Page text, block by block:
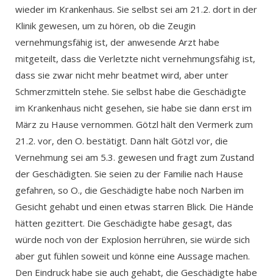
wieder im Krankenhaus. Sie selbst sei am 21.2. dort in der
Klinik gewesen, um zu hören, ob die Zeugin
vernehmungsfähig ist, der anwesende Arzt habe
mitgeteilt, dass die Verletzte nicht vernehmungsfähig ist,
dass sie zwar nicht mehr beatmet wird, aber unter
Schmerzmitteln stehe. Sie selbst habe die Geschädigte
im Krankenhaus nicht gesehen, sie habe sie dann erst im
März zu Hause vernommen. Götzl hält den Vermerk zum
21.2. vor, den O. bestätigt. Dann hält Götzl vor, die
Vernehmung sei am 5.3. gewesen und fragt zum Zustand
der Geschädigten. Sie seien zu der Familie nach Hause
gefahren, so O., die Geschädigte habe noch Narben im
Gesicht gehabt und einen etwas starren Blick. Die Hände
hätten gezittert. Die Geschädigte habe gesagt, das
würde noch von der Explosion herrühren, sie würde sich
aber gut fühlen soweit und könne eine Aussage machen.
Den Eindruck habe sie auch gehabt, die Geschädigte habe